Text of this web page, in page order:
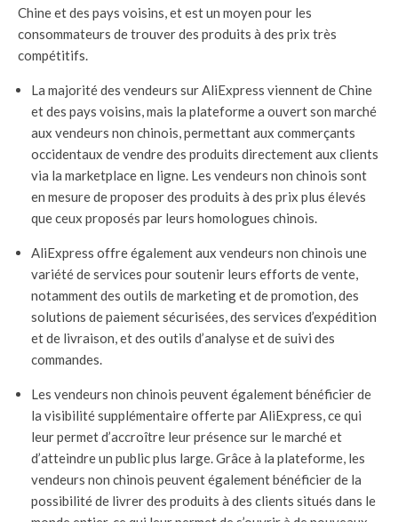
Chine et des pays voisins, et est un moyen pour les
consommateurs de trouver des produits à des prix très
compétitifs.
La majorité des vendeurs sur AliExpress viennent de Chine
et des pays voisins, mais la plateforme a ouvert son marché
aux vendeurs non chinois, permettant aux commerçants
occidentaux de vendre des produits directement aux clients
via la marketplace en ligne. Les vendeurs non chinois sont
en mesure de proposer des produits à des prix plus élevés
que ceux proposés par leurs homologues chinois.
AliExpress offre également aux vendeurs non chinois une
variété de services pour soutenir leurs efforts de vente,
notamment des outils de marketing et de promotion, des
solutions de paiement sécurisées, des services d’expédition
et de livraison, et des outils d’analyse et de suivi des
commandes.
Les vendeurs non chinois peuvent également bénéficier de
la visibilité supplémentaire offerte par AliExpress, ce qui
leur permet d’accroître leur présence sur le marché et
d’atteindre un public plus large. Grâce à la plateforme, les
vendeurs non chinois peuvent également bénéficier de la
possibilité de livrer des produits à des clients situés dans le